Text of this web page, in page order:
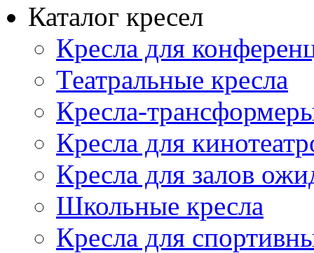
Каталог кресел
Кресла для
Театральные кресла
Кресла-
Кресла для
Кресла для залов
Школьные кресла
Кресла для